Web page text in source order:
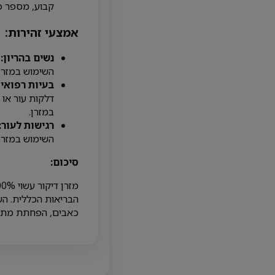
קבוע, מספר
אמצעי זהירות:
נשים בהריון:
השימוש
בעיות
דלקות עור
במזרן.
רגישות
השימוש
סיכום:
הבריאות הכללית.
כאבים, הפחתת מתח